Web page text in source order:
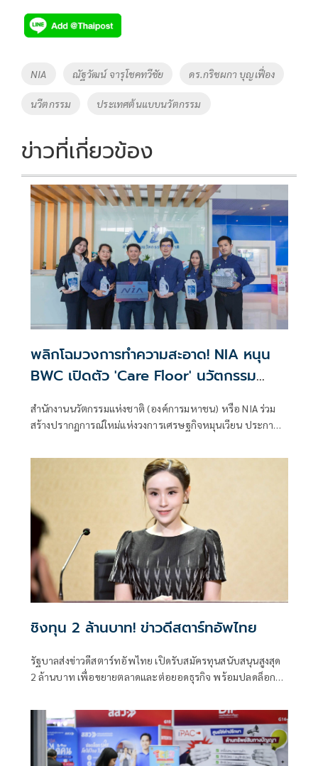
e
b
k
tt
er
p
y
Li
k
Tags
NIA ณัฐวัฒน์ จารุโชคทวีชัย ดร.กริชผกา บุญเฟื่อง
นวีตกรรม ประเทศต้นแบบนวัตกรรม
ข่าวที่เกี่ยวข้อง
พลิกโฉมวงการทำความสะอาด! NIA หนุน
BWC เปิดตัว 'Care Floor' นวัตกรรม
รักษ์โลกสุดล้ำ
สำนักงานนวัตกรรมแห่งชาติ (องค์การมหาชน) หรือ NIA ร่วม
สร้างปรากฏการณ์ใหม่แห่งวงการเศรษฐกิจหมุนเวียน ประกาศ
นวัตกรรมผลิตภัณฑ์ทำความสะอาดพื้นสุดล้ำภายใต้ชื่อ "แคร์
ฟลอร์" (Care Floor) ซึ่งเป็นผลผลิตระดับมาสเตอร์พีซจาก
โครงการแปลงเทคโนโลยีเป็นทุน โดยนวัตกรรมนี้ได้สร้างความ
ตื่นเต้นให้กับวงการด้วยการนำสารเคมีบางชนิดที่เป็นของเสีย
มาผ่านกระบวนการอัพไซเคิล (Upcycle) ขั้นสูง จนพลิกโฉม
กลายมาเป็นผลิตภัณฑ์ทำความสะอาดที่ทรงประสิทธิภาพและ
รักษ์โลกอย่างแท้จริง
ชิงทุน 2 ล้านบาท! ข่าวดีสตาร์ทอัพไทย
รัฐบาลส่งข่าวดีสตาร์ทอัพไทย เปิดรับสมัครทุนสนับสนุนสูงสุด
2 ล้านบาท เพื่อขยายตลาดและต่อยอดธุรกิจ พร้อมปลดล็อก
นวัตกรรม